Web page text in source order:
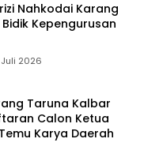
Nahkodai Karang
Kepengurusan
Juli 2026
Taruna Kalbar
Calon Ketua
Karya Daerah